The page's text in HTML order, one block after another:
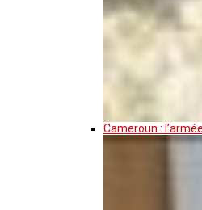
Cameroun :